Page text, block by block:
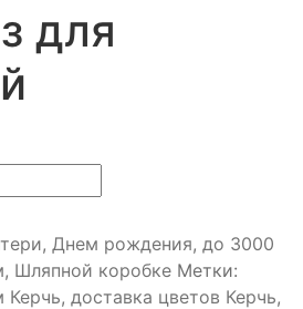
для
, Днем рождения, до 3000
, Шляпной коробке Метки:
Керчь, доставка цветов Керчь,